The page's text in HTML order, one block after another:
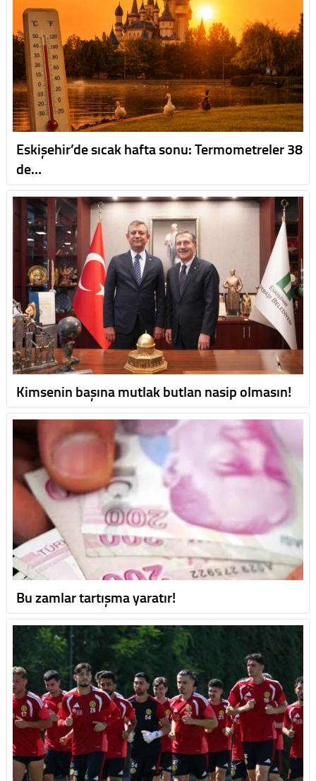
Eskişehir’de sıcak hafta sonu: Termometreler 38
de…
Kimsenin başına mutlak butlan nasip olmasın!
Bu zamlar tartışma yaratır!